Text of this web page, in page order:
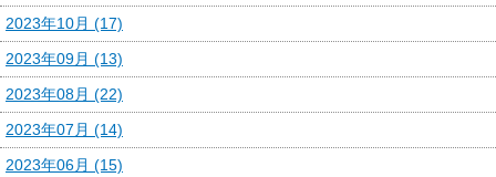
2023年10月 (17)
2023年09月 (13)
2023年08月 (22)
2023年07月 (14)
2023年06月 (15)